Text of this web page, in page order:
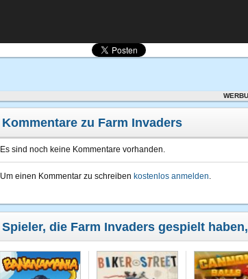
Kommentare zu Farm Invaders
Es sind noch keine Kommentare vorhanden.
Um einen Kommentar zu schreiben kostenlos anmelden.
Spieler, die Farm Invaders gespielt